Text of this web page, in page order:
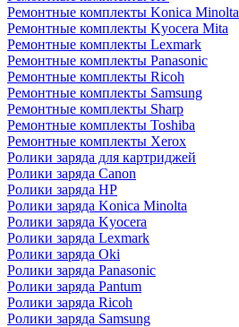
Ремонтные комплекты Konica Minolta
Ремонтные комплекты Kyocera Mita
Ремонтные комплекты Lexmark
Ремонтные комплекты Panasonic
Ремонтные комплекты Ricoh
Ремонтные комплекты Samsung
Ремонтные комплекты Sharp
Ремонтные комплекты Toshiba
Ремонтные комплекты Xerox
Ролики заряда для картриджей
Ролики заряда Canon
Ролики заряда HP
Ролики заряда Konica Minolta
Ролики заряда Kyocera
Ролики заряда Lexmark
Ролики заряда Oki
Ролики заряда Panasonic
Ролики заряда Pantum
Ролики заряда Ricoh
Ролики заряда Samsung